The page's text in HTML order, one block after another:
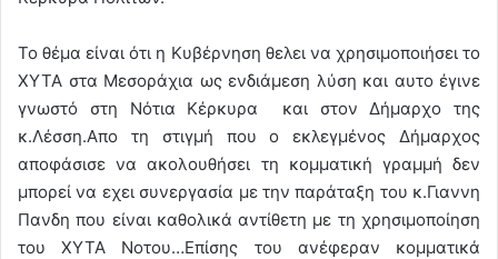
Το θέμα είναι ότι η Κυβέρνηση θελει να χρησιμοποιήσει το
ΧΥΤΑ στα Μεσοράχια ως ενδιάμεση λύση και αυτο έγινε
γνωστό στη Νότια Κέρκυρα και στον Δήμαρχο της
κ.Λέσση.Απο τη στιγμή που ο εκλεγμένος Δήμαρχος
αποφάσισε να ακολουθήσει τη κομματική γραμμή δεν
μπορεί να εχει συνεργασία με την παράταξη του κ.Γιαννη
Πανδη που είναι καθολικά αντίθετη με τη χρησιμοποίηση
του ΧΥΤΑ Νοτου…Επίσης του ανέφεραν κομματικά